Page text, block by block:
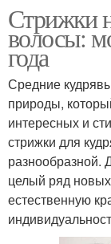
Стрижки
волосы:
года
Средние
природы,
интересных и
стрижки для
разнообразной.
целый ряд
естественную